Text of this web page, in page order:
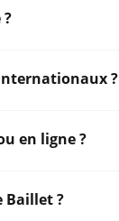
?
en ligne ?
Baillet ?